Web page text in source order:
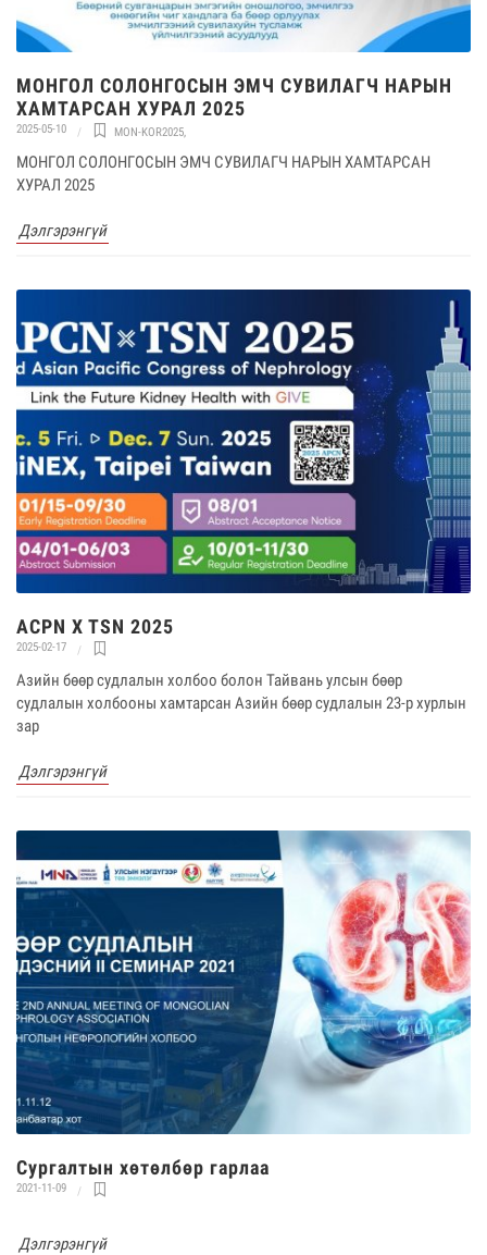
МОНГОЛ СОЛОНГОСЫН ЭМЧ СУВИЛАГЧ НАРЫН
ХАМТАРСАН ХУРАЛ 2025
2025-05-10 MON-KOR2025,
МОНГОЛ СОЛОНГОСЫН ЭМЧ СУВИЛАГЧ НАРЫН ХАМТАРСАН
ХУРАЛ 2025
Дэлгэрэнгүй
ACPN X TSN 2025
2025-02-17
Азийн бөөр судлалын холбоо болон Тайвань улсын бөөр
судлалын холбооны хамтарсан Азийн бөөр судлалын 23-р хурлын
зар
Дэлгэрэнгүй
Cургалтын хөтөлбөр гарлаа
2021-11-09
Дэлгэрэнгүй